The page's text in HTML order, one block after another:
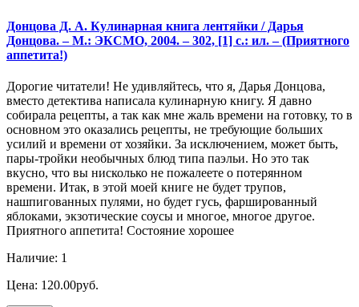
Донцова Д. А. Кулинарная книга лентяйки / Дарья
Донцова. – М.: ЭКСМО, 2004. – 302, [1] с.: ил. – (Приятного
аппетита!)
Дорогие читатели! Не удивляйтесь, что я, Дарья Донцова,
вместо детектива написала кулинарную книгу. Я давно
собирала рецепты, а так как мне жаль времени на готовку, то в
основном это оказались рецепты, не требующие больших
усилий и времени от хозяйки. За исключением, может быть,
пары-тройки необычных блюд типа паэльи. Но это так
вкусно, что вы нисколько не пожалеете о потерянном
времени. Итак, в этой моей книге не будет трупов,
нашпигованных пулями, но будет гусь, фаршированный
яблоками, экзотические соусы и многое, многое другое.
Приятного аппетита! Состояние хорошее
Наличие: 1
Цена: 120.00руб.